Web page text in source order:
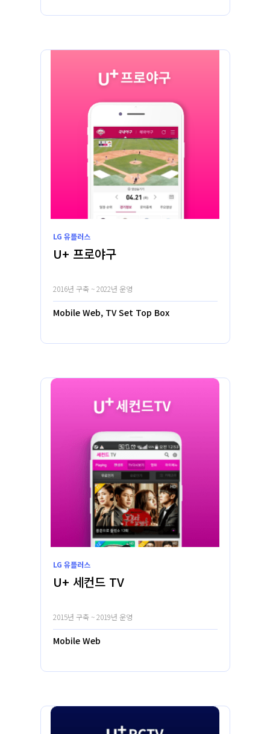
LG 유플러스
U+ 프로야구
2016년 구축 ~ 2022년 운영
Mobile Web, TV Set Top Box
LG 유플러스
U+ 세컨드 TV
2015년 구축 ~ 2019년 운영
Mobile Web